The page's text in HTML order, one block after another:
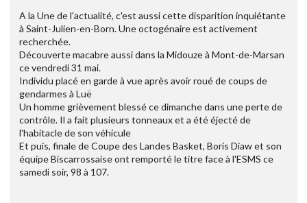
A la Une de l'actualité, c'est aussi cette disparition inquiétante
à Saint-Julien-en-Born. Une octogénaire est activement
recherchée.
Découverte macabre aussi dans la Midouze à Mont-de-Marsan
ce vendredi 31 mai.
Individu placé en garde à vue après avoir roué de coups de
gendarmes à Luë
Un homme grièvement blessé ce dimanche dans une perte de
contrôle. Il a fait plusieurs tonneaux et a été éjecté de
l'habitacle de son véhicule
Et puis, finale de Coupe des Landes Basket, Boris Diaw et son
équipe Biscarrossaise ont remporté le titre face à l'ESMS ce
samedi soir, 98 à 107.